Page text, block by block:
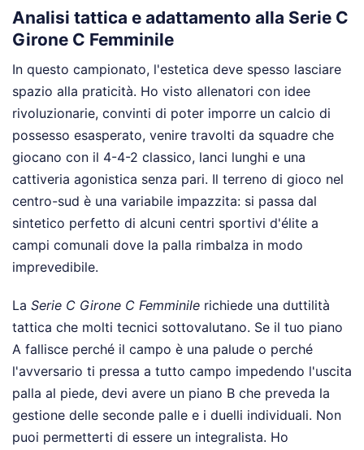
Analisi tattica e adattamento alla Serie C
Girone C Femminile
In questo campionato, l'estetica deve spesso lasciare
spazio alla praticità. Ho visto allenatori con idee
rivoluzionarie, convinti di poter imporre un calcio di
possesso esasperato, venire travolti da squadre che
giocano con il 4-4-2 classico, lanci lunghi e una
cattiveria agonistica senza pari. Il terreno di gioco nel
centro-sud è una variabile impazzita: si passa dal
sintetico perfetto di alcuni centri sportivi d'élite a
campi comunali dove la palla rimbalza in modo
imprevedibile.
La Serie C Girone C Femminile richiede una duttilità
tattica che molti tecnici sottovalutano. Se il tuo piano
A fallisce perché il campo è una palude o perché
l'avversario ti pressa a tutto campo impedendo l'uscita
palla al piede, devi avere un piano B che preveda la
gestione delle seconde palle e i duelli individuali. Non
puoi permetterti di essere un integralista. Ho